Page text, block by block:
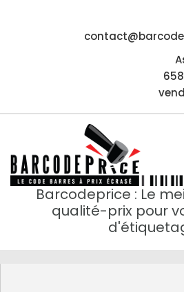
Barcodeprice : Le
qualité-prix pour